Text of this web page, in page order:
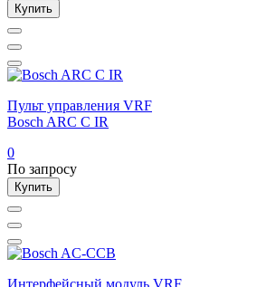
Купить
Пульт управления VRF
Bosch ARC C IR
0
По запросу
Купить
Интерфейсный модуль VRF